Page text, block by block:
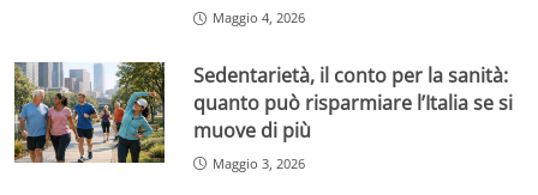
Maggio 4, 2026
Sedentarietà, il conto per la sanità:
quanto può risparmiare l’Italia se si
muove di più
Maggio 3, 2026